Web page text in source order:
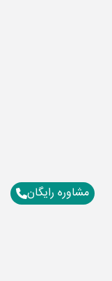
مشاوره رایگان